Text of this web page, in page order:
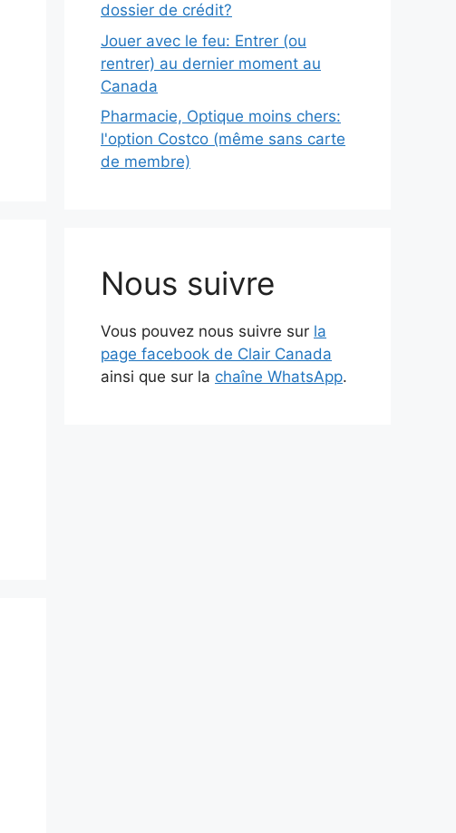
dossier de crédit?
Jouer avec le feu: Entrer (ou
rentrer) au dernier moment au
Canada
Pharmacie, Optique moins chers:
l'option Costco (même sans carte
de membre)
Nous suivre
Vous pouvez nous suivre sur la
page facebook de Clair Canada
ainsi que sur la chaîne WhatsApp.